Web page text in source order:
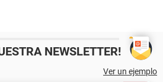
NEWSLETTER!
Ver un ejemplo